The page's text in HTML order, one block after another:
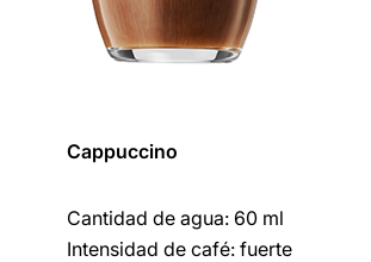
Cappuccino
Cantidad de agua: 60 ml
Intensidad de café: fuerte